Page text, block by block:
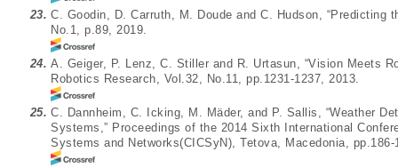
23. C. Goodin, D. Carruth, M. Doude and C. Hudson,
No.1, p.89, 2019.
24. A. Geiger, P. Lenz, C. Stiller and R. Urtasun, “Vision Meets
Robotics Research, Vol.32, No.11, pp.1231-1237, 2013.
25. C. Dannheim, C. Icking, M. Mäder, and P. Sallis, “Weather
Systems,” Proceedings of the 2014 Sixth International
Systems and Networks(CICSyN), Tetova, Macedonia, pp.186-